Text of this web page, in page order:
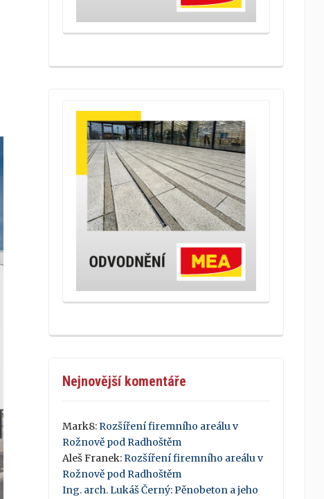
Nejnovější komentáře
Mark8:Rozšíření firemního areálu v
Rožnově pod Radhoštěm
Aleš Franek:Rozšíření firemního areálu v
Rožnově pod Radhoštěm
Ing. arch. Lukáš Černý:Pěnobeton a jeho